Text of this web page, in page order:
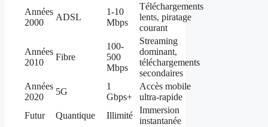
Années
2000
ADSL
1-10
Mbps
Téléchargements
lents, piratage
courant
Années
2010
Fibre
100-
500
Mbps
Streaming
dominant,
téléchargements
secondaires
Années
2020
5G
1
Gbps+
Accès mobile
ultra-rapide
Futur
Quantique Illimité
Immersion
instantanée